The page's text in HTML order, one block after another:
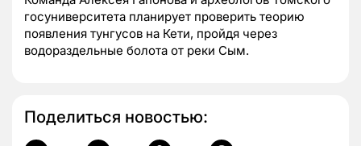
госуниверситета планирует проверить теорию
появления тунгусов на Кети, пройдя через
водораздельные болота от реки Сым.
Поделиться новостью: